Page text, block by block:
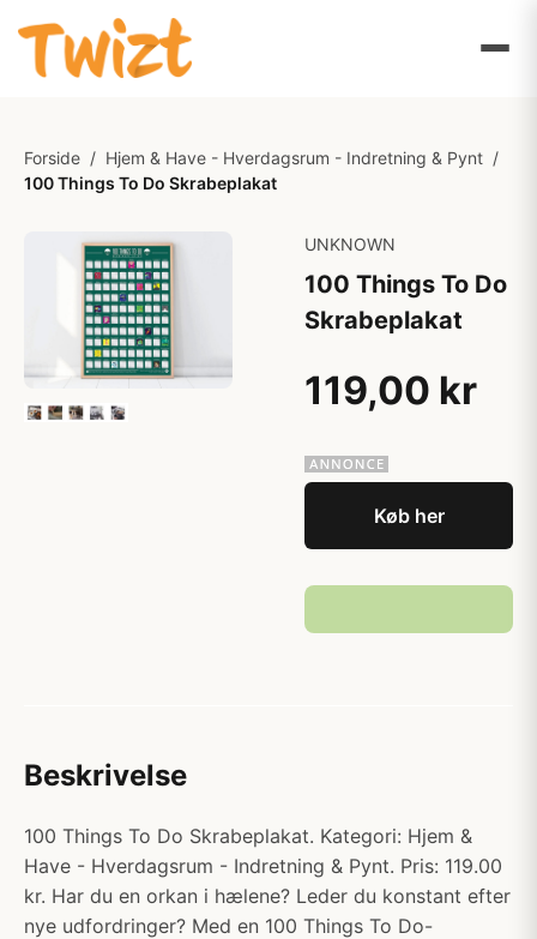
Forside / Hjem & Have - Hverdagsrum - Indretning & Pynt /
100 Things To Do Skrabeplakat
UNKNOWN
100 Things To Do
Skrabeplakat
119,00 kr
Køb her
Beskrivelse
100 Things To Do Skrabeplakat. Kategori: Hjem &
Have - Hverdagsrum - Indretning & Pynt. Pris: 119.00
kr. Har du en orkan i hælene? Leder du konstant efter
nye udfordringer? Med en 100 Things To Do-